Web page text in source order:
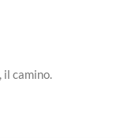
il camino.